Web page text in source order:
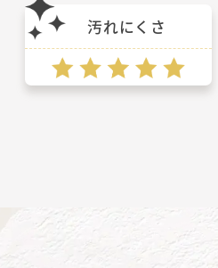
汚れにくさ